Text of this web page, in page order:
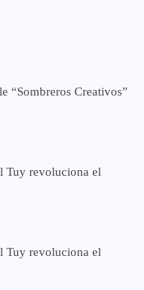
“Sombreros Creativos”
Tuy revoluciona el
Tuy revoluciona el